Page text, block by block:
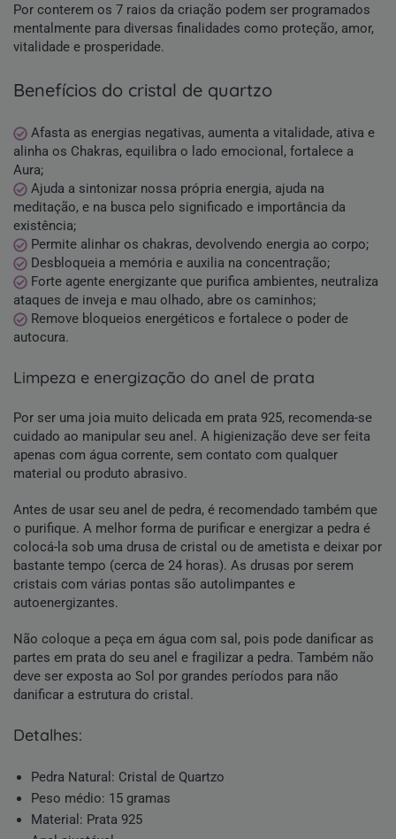
Por conterem os 7 raios da criação podem ser programados
mentalmente para diversas finalidades como proteção, amor,
vitalidade e prosperidade.
benefícios do cristal de quartzo
Afasta as energias negativas, aumenta a vitalidade, ativa e
alinha os Chakras, equilibra o lado emocional, fortalece a
Aura;
Ajuda a sintonizar nossa própria energia, ajuda na
meditação, e na busca pelo significado e importância da
existência;
Permite alinhar os chakras, devolvendo energia ao corpo;
Desbloqueia a memória e auxilia na concentração;
Forte agente energizante que purifica ambientes, neutraliza
ataques de inveja e mau olhado, abre os caminhos;
Remove bloqueios energéticos e fortalece o poder de
autocura.
limpeza e energização do anel de prata
Por ser uma joia muito delicada em prata 925, recomenda-se
cuidado ao manipular seu anel. A higienização deve ser feita
apenas com água corrente, sem contato com qualquer
material ou produto abrasivo.
Antes de usar seu anel de pedra, é recomendado também que
o purifique. A melhor forma de purificar e energizar a pedra é
colocá-la sob uma drusa de cristal ou de ametista e deixar por
bastante tempo (cerca de 24 horas). As drusas por serem
cristais com várias pontas são autolimpantes e
autoenergizantes.
Não coloque a peça em água com sal, pois pode danificar as
partes em prata do seu anel e fragilizar a pedra. Também não
deve ser exposta ao Sol por grandes períodos para não
danificar a estrutura do cristal.
detalhes:
Pedra Natural : Cristal de Quartzo
Peso médio: 15 gramas
Material: Prata 925